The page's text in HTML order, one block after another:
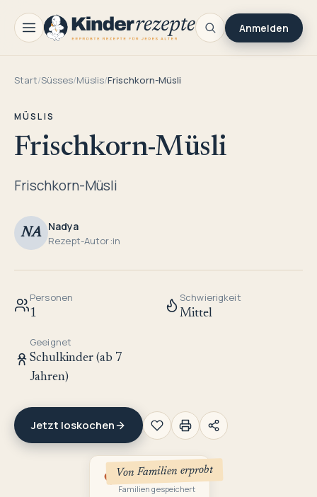
Anmelden
Start/Süsses/Müslis/Frischkorn-Müsli
MÜSLIS
Frischkorn-Müsli
Frischkorn-Müsli
NA Nadya
Rezept-Autor:in
Personen
1
Schwierigkeit
Mittel
Geeignet
Schulkinder (ab 7
Jahren)
Jetzt loskochen
Von Familien erprobt
1
Familien gespeichert